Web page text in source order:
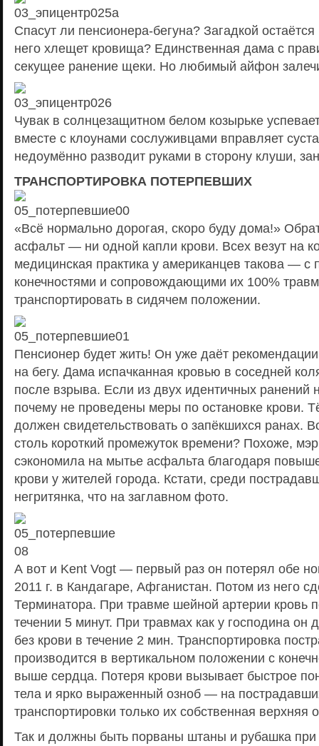
Спасут ли пенсионера-бегуна? Загадкой остаётся
него хлещет кровища? Единственная дама с
секущее ранение щеки. Но любимый айфон
Чувак в солнцезащитном белом козырьке
вместе с клоунами сослуживцами вправляет
недоумённо разводит руками в сторону клуши,
ТРАНСПОРТИРОВКА ПОТЕРПЕВШИХ
«Всё нормально дорогая, скоро буду дома!»
асфальт — ни одной капли крови. Всех везут на
медицинская практика у американцев такова —
конечностями и сопровождающими их 100%
транспортировать в сидячем положении.
Пенсионер будет жить! Он уже даёт
на бегу. Дама испачканная кровью в соседней
после взрыва. Если из двух идентичных ранений
почему не проведены меры по остановке крови.
должен свидетельствовать о запёкшихся ранах.
столь короткий промежуток времени? Похоже,
сэкономила на мытье асфальта благодаря
крови у жителей города. Кстати, среди
негритянка, что на заглавном фото.
А вот и Kent Vogt — первый раз он потерял обе
2011 г. в Кандагаре, Афганистан. Потом из него
Терминатора. При травме шейной артерии кровь
течении 5 минут. При травмах как у господина он
без крови в течение 2 мин. Транспортировка
производится в вертикальном положении с
выше сердца. Потеря крови вызывает быстрое
тела и ярко выраженный озноб — на
транспортировки только их собственная верхняя
Так и должны быть порваны штаны и рубашка